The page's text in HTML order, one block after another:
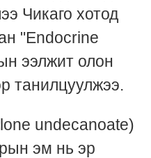
Чикаго хотод
"Endocrine
ээлжит олон
танилцуулжээ.
undecanoate)
эм нь эр